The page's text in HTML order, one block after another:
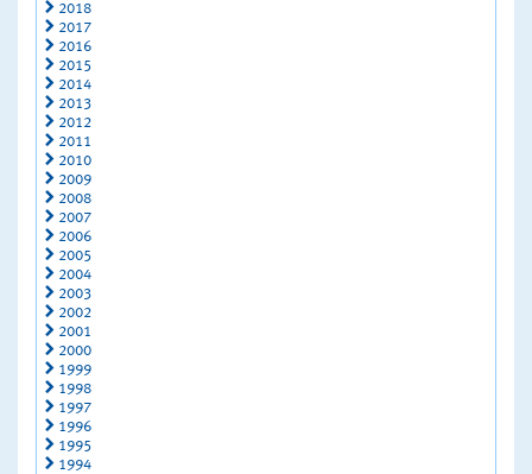
2018
2017
2016
2015
2014
2013
2012
2011
2010
2009
2008
2007
2006
2005
2004
2003
2002
2001
2000
1999
1998
1997
1996
1995
1994